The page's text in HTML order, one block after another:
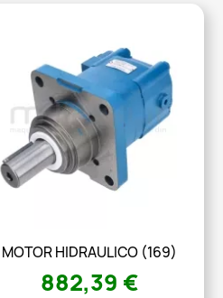
MOTOR HIDRAULICO (169)
882,39 €